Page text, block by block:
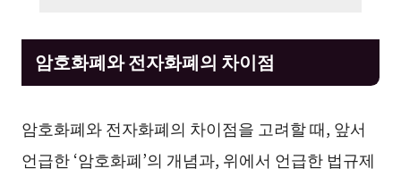
암호화폐와 전자화폐의 차이점
암호화폐와 전자화폐의 차이점을 고려할 때, 앞서
언급한 ‘암호화폐’의 개념과, 위에서 언급한 법규제